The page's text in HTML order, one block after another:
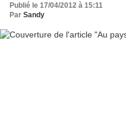
Publié le 17/04/2012 à 15:11
Par Sandy